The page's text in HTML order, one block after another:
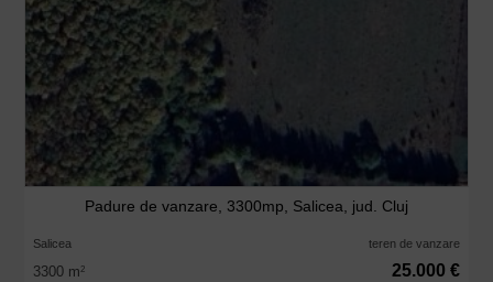
Padure de vanzare, 3300mp, Salicea, jud. Cluj
Salicea teren de vanzare
3300 m2 25.000 €